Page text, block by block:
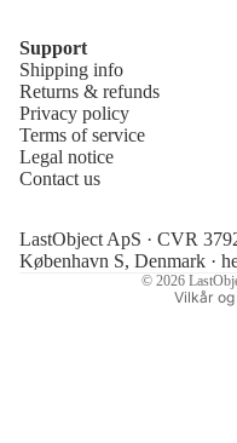
Support
Shipping info
Returns & refunds
Privacy policy
Terms of service
Legal notice
Contact us
LastObject ApS · CVR
København S, Denmark ·
© 2026
Vilkår
Retningslinjer for
Personvernerklæring
Vilkår for bruk
Retningslinjer for frakt
Kontaktinformasjon